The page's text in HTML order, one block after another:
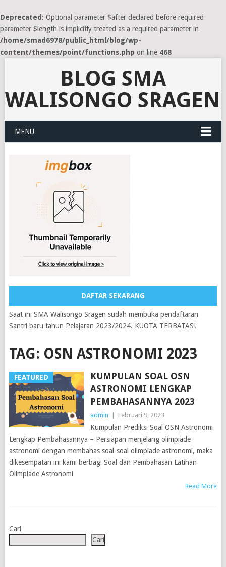
Deprecated : Optional parameter $after declared before required
parameter $length is implicitly treated as a required parameter in
/home/smad6978/public_html/blog/wp-
content/themes/point/functions.php on line 468
BLOG SMA
WALISONGO SRAGEN
MENU
DAFTAR SEKARANG
Saat ini SMA Walisongo Sragen sudah membuka pendaftaran
Santri baru tahun Pelajaran 2023/2024. KUOTA TERBATAS!
TAG: OSN ASTRONOMI 2023
FEATURED
KUMPULAN SOAL OSN
ASTRONOMI LENGKAP
PEMBAHASANNYA 2023
admin Februari 9, 2023
Kumpulan Prediksi Soal OSN Astronomi
Lengkap Pembahasannya – Persiapan menjelang olimpiade
astronomi dengan membahas soal-soal olimpiade astronomi, maka
dikesempatan ini kami berbagi Soal dan Pembahasan Latihan
Olimpiade Astronomi
Read More
Cari
Cari